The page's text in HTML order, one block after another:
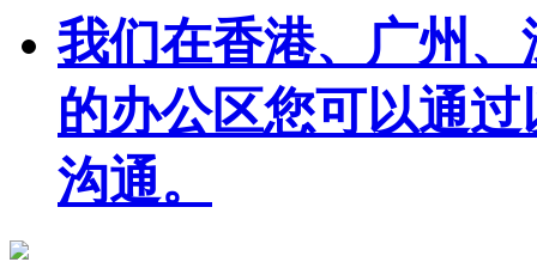
我们在香港、广州
的办公区您可以通
沟通。